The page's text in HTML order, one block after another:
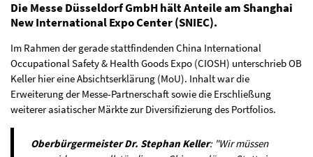
Die Messe Düsseldorf GmbH hält Anteile am Shanghai
New International Expo Center (SNIEC).
Im Rahmen der gerade stattfindenden China International
Occupational Safety & Health Goods Expo (CIOSH) unterschrieb OB
Keller hier eine Absichtserklärung (MoU). Inhalt war die
Erweiterung der Messe-Partnerschaft sowie die Erschließung
weiterer asiatischer Märkte zur Diversifizierung des Portfolios.
Oberbürgermeister Dr. Stephan Keller: "Wir müssen